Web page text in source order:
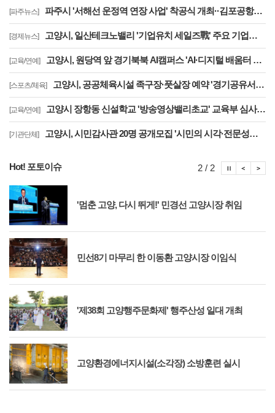
[파주뉴스] 파주시 '서해선 운정역 연장 사업' 착공식 개최··김포공항까지 30분대 주파
[경제뉴스] 고양시, 일산테크노밸리 '기업유치 세일즈戰' 주요 기업에 고양시장 명의 투자 제안
[교육/연예] 고양시, 원당역 앞 경기북북 AI캠퍼스 'AI·디지털 배움터 체험존' 12월까지 운영
[스포츠/체육] 고양시, 공공체육시설 족구장·풋살장 예약 '경기공유서비스'로 전환··투명성 강화
[교육/연예] 고양시 장항동 신설학교 '방송영상밸리초교' 교육부 심사 통과··2030년 개교
[기관단체] 고양시, 시민감사관 20명 공개모집 '시민의 시각·전문성으로 감사행정 제고'
Hot! 포토이슈
'멈춘 고양, 다시 뛰게!' 민경선 고양시장 취임
민선8기 마무리 한 이동환 고양시장 이임식
'제38회 고양행주문화제' 행주산성 일대 개최
고양환경에너지시설(소각장) 소방훈련 실시
2 / 2 포
포토이